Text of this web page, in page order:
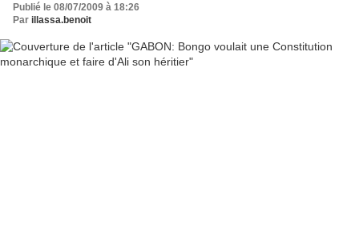
Publié le 08/07/2009 à 18:26
Par illassa.benoit